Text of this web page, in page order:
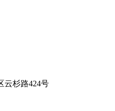
路424号